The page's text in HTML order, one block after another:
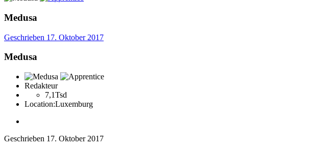
Medusa
Geschrieben 17. Oktober 2017
Medusa
Redakteur
7,1Tsd
Location:Luxemburg
Geschrieben 17. Oktober 2017